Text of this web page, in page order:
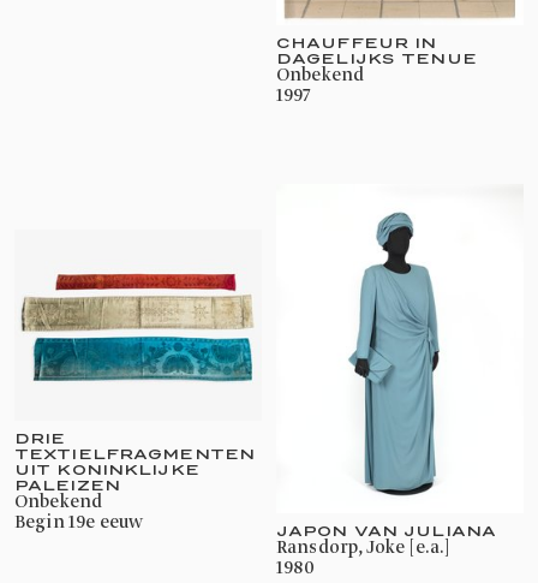
CHAUFFEUR IN
DAGELIJKS TENUE
onbekend
1997
DRIE
TEXTIELFRAGMENTEN
UIT KONINKLIJKE
PALEIZEN
onbekend
begin 19e eeuw
JAPON VAN JULIANA
Ransdorp, Joke [e.a.]
1980